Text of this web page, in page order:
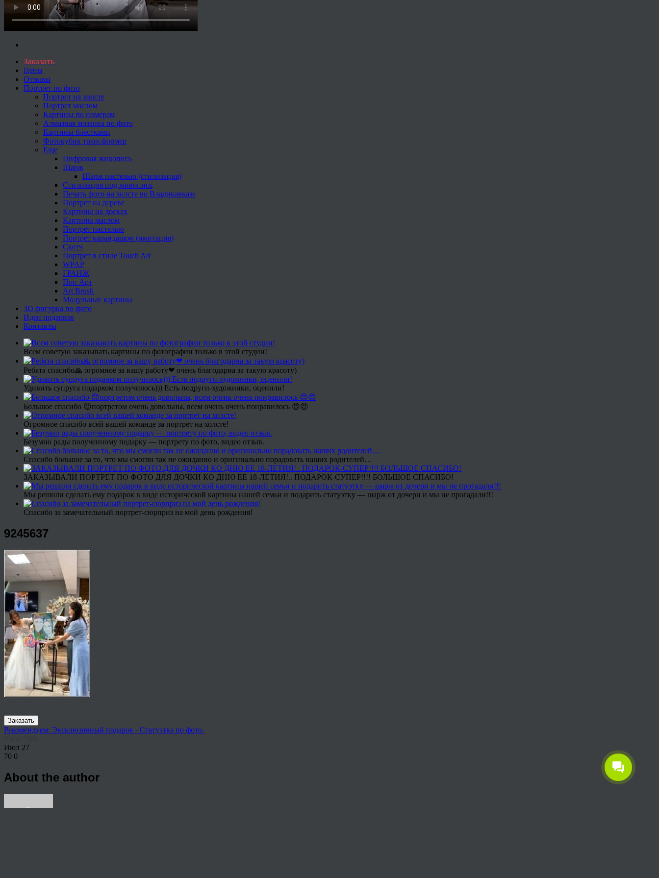
Заказать
Цены
Отзывы
Портрет по фото
Портрет на холсте
Портрет маслом
Картины по номерам
Алмазная мозаика по фото
Картины блестками
Фотокубик трансформер
Еще
Цифровая живопись
Шарж
Шарж пастелью (стилизация)
Стилизация под живопись
Печать фото на холсте во Владикавказе
Портрет на дереве
Картины на досках
Картины маслом
Портрет пастелью
Портрет карандашом (имитация)
Скетч
Портрет в стиле Touch Art
WPAP
ГРАНЖ
Поп Арт
Art Brush
Модульные картины
3D фигурка по фото
Идеи подарков
Контакты
Всем советую заказывать картины по фотографии только в этой студии!
Ребята спасибо🙏 огромное за вашу работу❤ очень благодарна за такую красоту)
Удивить супруга подарком получилось))) Есть подруги-художники, оценили!
Большое спасибо 😍портретом очень довольны, всем очень очень понравилось 😍😍
Огромное спасибо всей вашей команде за портрет на холсте!
Безумно рады полученному подарку — портрету по фото, видео отзыв.
Спасибо большое за то, что мы смогли так не ожиданно и оригинально порадовать наших родителей…
ЗАКАЗЫВАЛИ ПОРТРЕТ ПО ФОТО ДЛЯ ДОЧКИ КО ДНЮ ЕЕ 18-ЛЕТИЯ!.. ПОДАРОК-СУПЕР!!!! БОЛЬШОЕ СПАСИБО!
Мы решили сделать ему подарок в виде исторической картины нашей семьи и подарить статуэтку — шарж от дочери и мы не прогадали!!!
Спасибо за замечательный портрет-сюрприз на мой день рождения!
9245637
Заказать
Рекомендуем: Эксклюзивный подарок - Статуэтка по фото.
Июл 27
70 0
About the author